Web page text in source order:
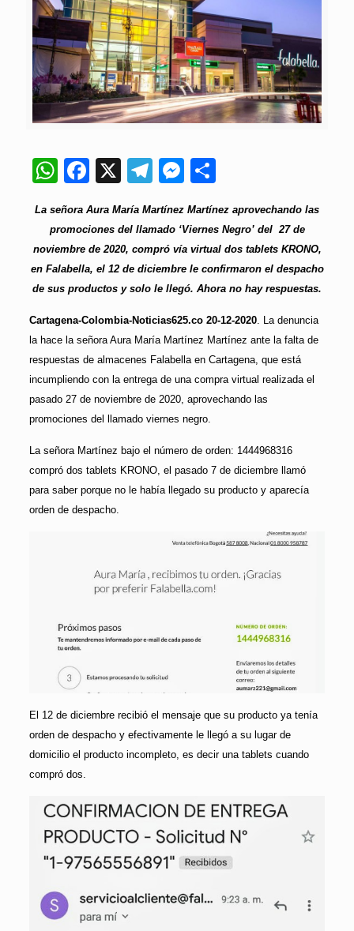
WhatsApp
Facebook
X Telegram
Messenger
La señora Aura María Martínez Martínez aprovechando las
promociones del llamado ‘Viernes Negro’ del 27 de
noviembre de 2020, compró vía virtual dos tablets KRONO,
en Falabella, el 12 de diciembre le confirmaron el despacho
de sus productos y solo le llegó. Ahora no hay respuestas.
Cartagena-Colombia-Noticias625.co 20-12-2020. La denuncia
la hace la señora Aura María Martínez Martínez ante la falta de
respuestas de almacenes Falabella en Cartagena, que está
incumpliendo con la entrega de una compra virtual realizada el
pasado 27 de noviembre de 2020, aprovechando las
promociones del llamado viernes negro.
La señora Martínez bajo el número de orden: 1444968316
compró dos tablets KRONO, el pasado 7 de diciembre llamó
para saber porque no le había llegado su producto y aparecía
orden de despacho.
El 12 de diciembre recibió el mensaje que su producto ya tenía
orden de despacho y efectivamente le llegó a su lugar de
domicilio el producto incompleto, es decir una tablets cuando
compró dos.